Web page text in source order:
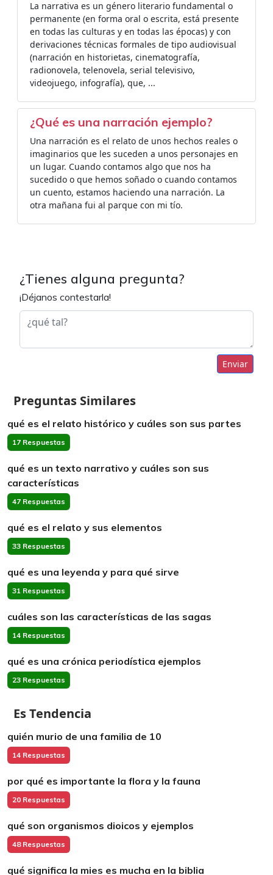
La narrativa es un género literario fundamental o
permanente (en forma oral o escrita, está presente
en todas las culturas y en todas las épocas) y con
derivaciones técnicas formales de tipo audiovisual
(narración en historietas, cinematografía,
radionovela, telenovela, serial televisivo,
videojuego, infografía), que, ...
¿Qué es una narración ejemplo?
Una narración es el relato de unos hechos reales o
imaginarios que les suceden a unos personajes en
un lugar. Cuando contamos algo que nos ha
sucedido o que hemos soñado o cuando contamos
un cuento, estamos haciendo una narración. La
otra mañana fui al parque con mi tío.
¿Tienes alguna pregunta?
¡Déjanos contestarla!
Enviar
Preguntas Similares
qué es el relato histórico y cuáles son sus partes
17 Respuestas
qué es un texto narrativo y cuáles son sus
características
47 Respuestas
qué es el relato y sus elementos
33 Respuestas
qué es una leyenda y para qué sirve
31 Respuestas
cuáles son las características de las sagas
14 Respuestas
qué es una crónica periodística ejemplos
23 Respuestas
Es Tendencia
quién murio de una familia de 10
14 Respuestas
por qué es importante la flora y la fauna
20 Respuestas
qué son organismos dioicos y ejemplos
48 Respuestas
qué significa la mies es mucha en la biblia